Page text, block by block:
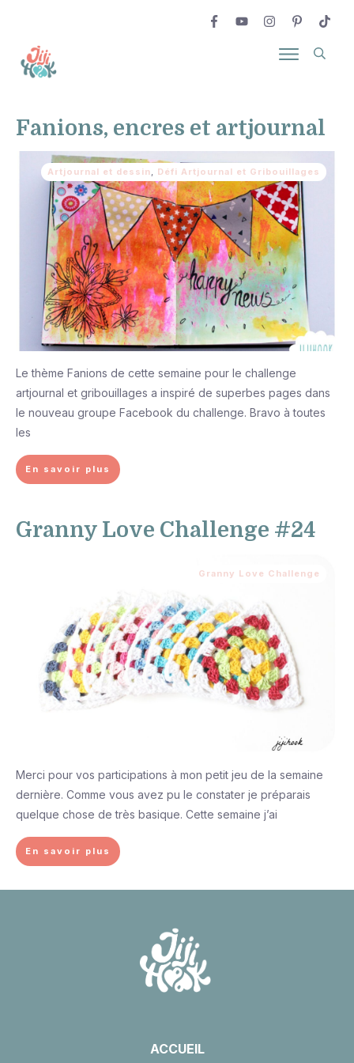
Fanions, encres et artjournal
Artjournal et dessin Défi Artjournal et Gribouillages
Le thème Fanions de cette semaine pour le challenge
artjournal et gribouillages a inspiré de superbes pages dans
le nouveau groupe Facebook du challenge. Bravo à toutes
les
En savoir plus
Granny Love Challenge #24
Granny Love Challenge
Merci pour vos participations à mon petit jeu de la semaine
dernière. Comme vous avez pu le constater je préparais
quelque chose de très basique. Cette semaine j’ai
En savoir plus
ACCUEIL